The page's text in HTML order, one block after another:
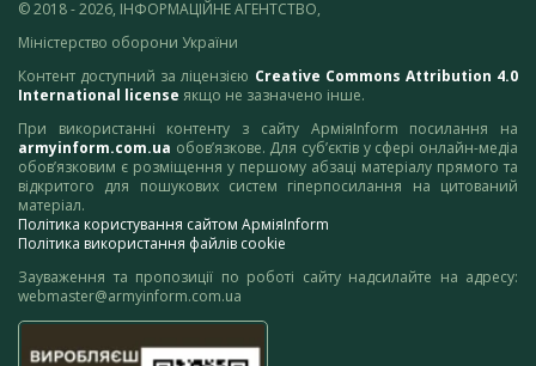
© 2018 - 2026, ІНФОРМАЦІЙНЕ АГЕНТСТВО,
Міністерство оборони України
Контент доступний за ліцензією Creative Commons Attribution 4.0
International license якщо не зазначено інше.
При використанні контенту з сайту АрміяInform посилання на
armyinform.com.ua обов’язкове. Для суб’єктів у сфері онлайн-медіа
обов’язковим є розміщення у першому абзаці матеріалу прямого та
відкритого для пошукових систем гіперпосилання на цитований
матеріал.
Політика користування сайтом АрміяInform
Політика використання файлів cookie
Зауваження та пропозиції по роботі сайту надсилайте на адресу:
webmaster@armyinform.com.ua